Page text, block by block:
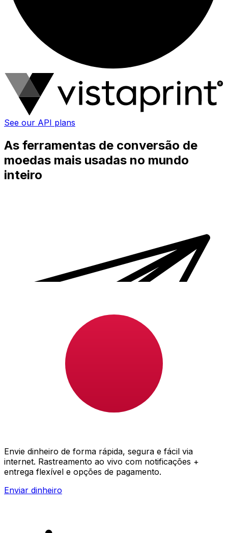
See our API plans
As ferramentas de conversão de
moedas mais usadas no mundo
inteiro
Envie dinheiro de forma rápida, segura e fácil via
internet. Rastreamento ao vivo com notificações +
entrega flexível e opções de pagamento.
Enviar dinheiro